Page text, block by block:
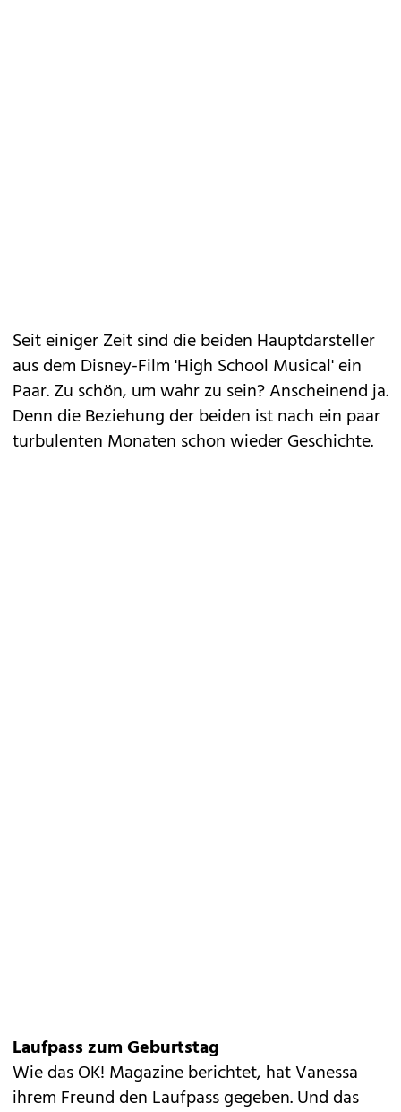
Seit einiger Zeit sind die beiden Hauptdarsteller
aus dem Disney-Film 'High School Musical' ein
Paar. Zu schön, um wahr zu sein? Anscheinend ja.
Denn die Beziehung der beiden ist nach ein paar
turbulenten Monaten schon wieder Geschichte.
Laufpass zum Geburtstag
Wie das OK! Magazine berichtet, hat Vanessa
ihrem Freund den Laufpass gegeben. Und das